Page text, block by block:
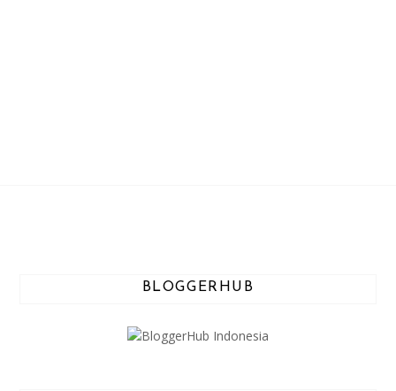
BLOGGERHUB